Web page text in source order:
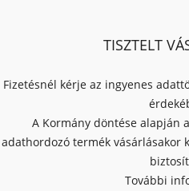
TISZTELT
Fizetésnél kérje az ingyenes
A Kormány döntése alapján
adathordozó termék vásárlásakor
További